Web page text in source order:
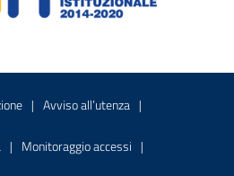
Sito interno - Apre in una nuova
Avviso all’utenza Sito interno -
Sito interno - Apre in una nuova finestra
Monitoraggio accessi Sito interno -